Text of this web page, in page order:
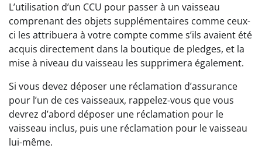
L’utilisation d’un CCU pour passer à un vaisseau
comprenant des objets supplémentaires comme ceux-
ci les attribuera à votre compte comme s’ils avaient été
acquis directement dans la boutique de pledges, et la
mise à niveau du vaisseau les supprimera également.
Si vous devez déposer une réclamation d’assurance
pour l’un de ces vaisseaux, rappelez-vous que vous
devrez d’abord déposer une réclamation pour le
vaisseau inclus, puis une réclamation pour le vaisseau
lui-même.